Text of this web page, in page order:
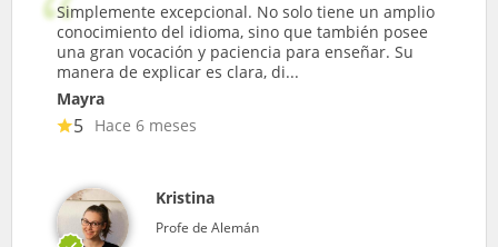
Simplemente excepcional. No solo tiene un amplio
conocimiento del idioma, sino que también posee
una gran vocación y paciencia para enseñar. Su
manera de explicar es clara, di...
Mayra
5 Hace 6 meses
Kristina
Profe de Alemán